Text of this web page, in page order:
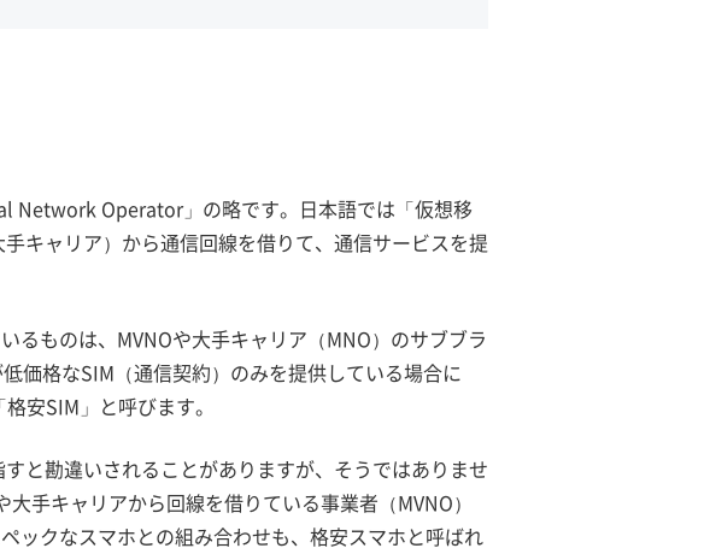
Network Operator」の略です。日本語では「仮想移
キャリア）から通信回線を借りて、通信サービスを提
るものは、MVNOや大手キャリア（MNO）のサブブラ
価格なSIM（通信契約）のみを提供している場合に
安SIM」と呼びます。
と勘違いされることがありますが、そうではありませ
手キャリアから回線を借りている事業者（MVNO）
ックなスマホとの組み合わせも、格安スマホと呼ばれ